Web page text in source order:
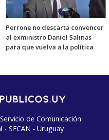
Perrone no descarta convencer
al exministro Daniel Salinas
para que vuelva a la política
de Comunicación
- SECAN - Uruguay